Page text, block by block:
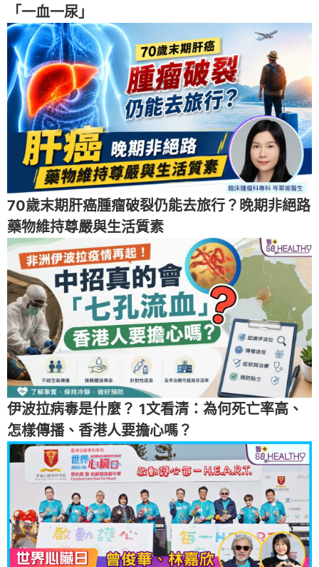
「一血一尿」
70歲末期肝癌腫瘤破裂仍能去旅行？晚期非絕路
藥物維持尊嚴與生活質素
伊波拉病毒是什麼？ 1文看清：為何死亡率高、
怎樣傳播、香港人要擔心嗎？